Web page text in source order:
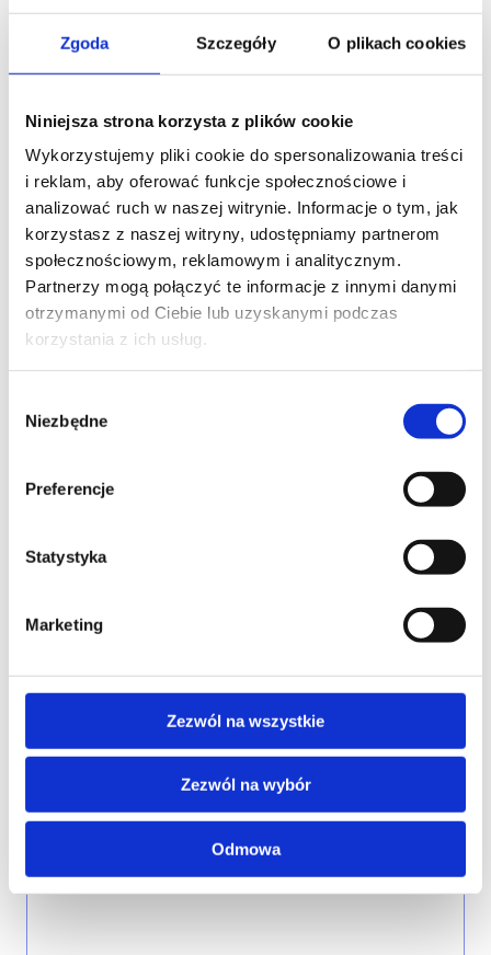
Zgoda Szczegóły O plikach cookies
Niniejsza strona korzysta z plików cookie
Wykorzystujemy pliki cookie do spersonalizowania treści
i reklam, aby oferować funkcje społecznościowe i
analizować ruch w naszej witrynie. Informacje o tym, jak
korzystasz z naszej witryny, udostępniamy partnerom
społecznościowym, reklamowym i analitycznym.
Partnerzy mogą połączyć te informacje z innymi danymi
otrzymanymi od Ciebie lub uzyskanymi podczas
korzystania z ich usług.
zgody
Niezbędne
Preferencje
Statystyka
Marketing
Zezwól na wszystkie
Zezwól na wybór
Odmowa
Skontaktuj się z naszym doradcą
IMIĘ I NAZWISKO*
TELEFON KONTAKTOWY*
WOJEWÓDZTWO*
FIRMA
TREŚĆ WIADOMOŚCI*